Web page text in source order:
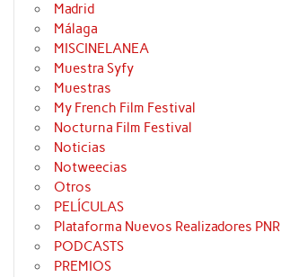
Madrid
Málaga
MISCINELANEA
Muestra Syfy
Muestras
My French Film Festival
Nocturna Film Festival
Noticias
Notweecias
Otros
PELÍCULAS
Plataforma Nuevos Realizadores PNR
PODCASTS
PREMIOS